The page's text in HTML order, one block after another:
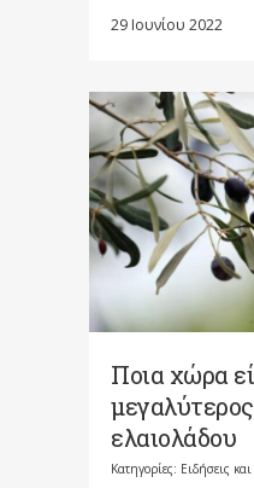
29 Ιουνίου 2022
Ποια χώρα
ελαιολάδου
Κατηγορίες: Ειδήσεις